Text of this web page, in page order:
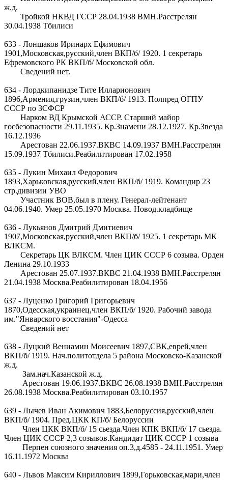
ж.д.
Тройкой НКВД ГССР 28.04.1938 ВМН.Расстрелян
30.04.1938 Тбилиси
633 - Лоншаков Иринарх Ефимович
1901,Московская,русский,член ВКП/б/ 1920. 1 секретарь
Ефремовского РК ВКП/б/ Московской обл.
Сведений нет.
634 - Лордкипанидзе Тите Илларионович
1896,Армения,грузин,член ВКП/б/ 1913. Полпред ОГПУ
СССР по ЗСФСР
Нарком ВД Крымской АССР. Старший майор
госбезопасности 29.11.1935. Кр.Знамени 28.12.1927. Кр.Звезда
16.12.1936
Арестован 22.06.1937.ВКВС 14.09.1937 ВМН.Расстрелян
15.09.1937 Тбилиси.Реабилитирован 17.02.1958
635 - Лукин Михаил Федорович
1893,Харьковская,русский,член ВКП/б/ 1919. Командир 23
стр.дивизии УВО
Участник ВОВ,был в плену. Генерал-лейтенант
04.06.1940. Умер 25.05.1970 Москва. Новод.кладбище
636 - Лукьянов Дмитрий Дмитиевич
1907,Московская,русский,член ВКП/б/ 1925. 1 секретарь МК
ВЛКСМ.
Секретарь ЦК ВЛКСМ. Член ЦИК СССР 6 созыва. Орден
Ленина 29.10.1933
Арестован 25.07.1937.ВКВС 21.04.1938 ВМН.Расстрелян
21.04.1938 Москва.Реабилитирован 18.04.1956
637 - Луценко Григорий Григорьевич
1870,Одесская,украинец,член ВКП/б/ 1920. Рабочий завода
им."Январского восстания"-Одесса
Сведений нет
638 - Луцкий Вениамин Моисеевич 1897,СВК,еврей,член
ВКП/б/ 1919. Нач.политотдела 5 района Московско-Казанской
ж.д.
Зам.нач.Казанской ж.д.
Арестован 19.06.1937.ВКВС 26.08.1938 ВМН.Расстрелян
26.08.1938 Москва.Реабилитирован 03.10.1957
639 - Лычев Иван Акимович 1883,Белоруссия,русский,член
ВКП/б/ 1904. Пред.ЦКК КП/б/ Белоруссии
Член ЦКК ВКП/б/ 15 сьезда.Член КПК ВКП/б/ 17 сьезда.
Член ЦИК СССР 2,3 созывов.Кандидат ЦИК СССР 1 созыва
Перпен союзного значения оп.3,д.4585 - 24.11.1951. Умер
16.11.1972 Москва
640 - Львов Максим Кириллович 1899,Горьковская,мари,член